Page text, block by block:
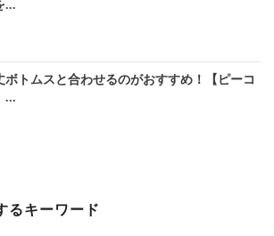
...
ボトムスと合わせるのがおすすめ！【ピーコ
...
るキーワード